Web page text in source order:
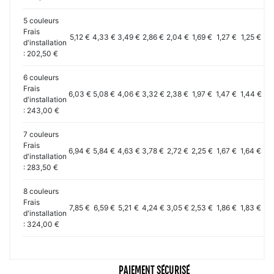
5 couleurs
Frais
d'installation
: 202,50 €
5,12 € 4,33 € 3,49 € 2,86 € 2,04 € 1,69 € 1,27 € 1,25 €
6 couleurs
Frais
d'installation
: 243,00 €
6,03 € 5,08 € 4,06 € 3,32 € 2,38 € 1,97 € 1,47 € 1,44 €
7 couleurs
Frais
d'installation
: 283,50 €
6,94 € 5,84 € 4,63 € 3,78 € 2,72 € 2,25 € 1,67 € 1,64 €
8 couleurs
Frais
d'installation
: 324,00 €
7,85 € 6,59 € 5,21 € 4,24 € 3,05 € 2,53 € 1,86 € 1,83 €
PAIEMENT SÉCURISÉ